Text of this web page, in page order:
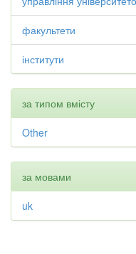
факультети
інститути
за типом вмісту
Other
за мовами
uk